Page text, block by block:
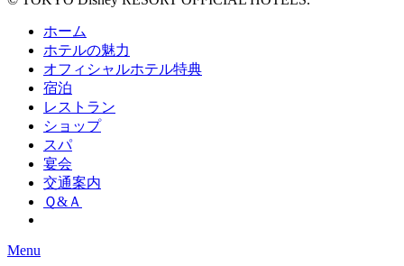
ホーム
ホテルの魅力
オフィシャルホテル特典
宿泊
レストラン
ショップ
スパ
宴会
交通案内
Ｑ&Ａ
Menu